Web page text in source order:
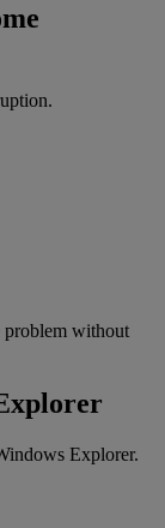
problem without
Explorer.